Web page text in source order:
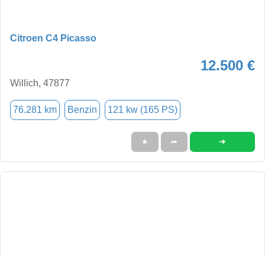
Citroen C4 Picasso
12.500 €
Willich, 47877
76.281 km Benzin 121 kw (165 PS)
★ ➦ ➜